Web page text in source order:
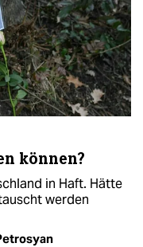
können?
in Haft. Hätte
werden